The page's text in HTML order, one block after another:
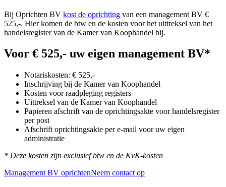
Bij Oprichten BV kost de oprichting van een management BV €
525,-. Hier komen de btw en de kosten voor het uittreksel van het
handelsregister van de Kamer van Koophandel bij.
Voor € 525,- uw eigen management BV*
Notariskosten: € 525,-
Inschrijving bij de Kamer van Koophandel
Kosten voor raadpleging registers
Uittreksel van de Kamer van Koophandel
Papieren afschrift van de oprichtingsakte voor handelsregister
per post
Afschrift oprichtingsakte per e-mail voor uw eigen
administratie
* Deze kosten zijn exclusief btw en de KvK-kosten
Management BV oprichtenNeem contact op